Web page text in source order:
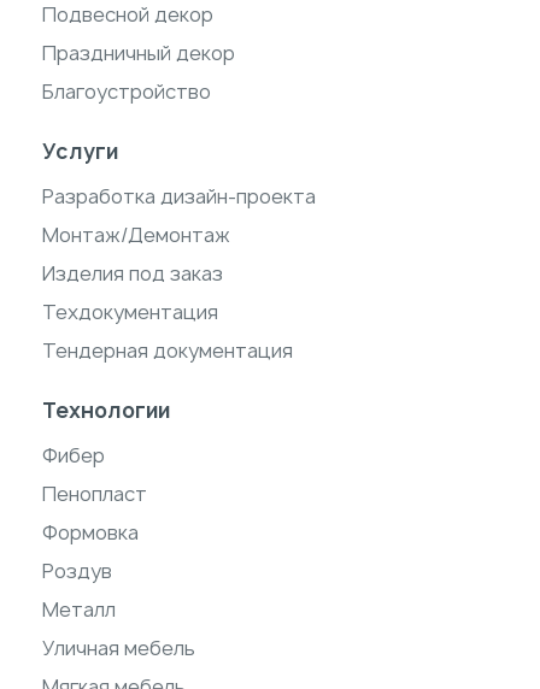
Подвесной декор
Праздничный декор
Благоустройство
Услуги
Разработка дизайн-проекта
Монтаж/Демонтаж
Изделия под заказ
Техдокументация
Тендерная документация
Технологии
Фибер
Пенопласт
Формовка
Роздув
Металл
Уличная мебель